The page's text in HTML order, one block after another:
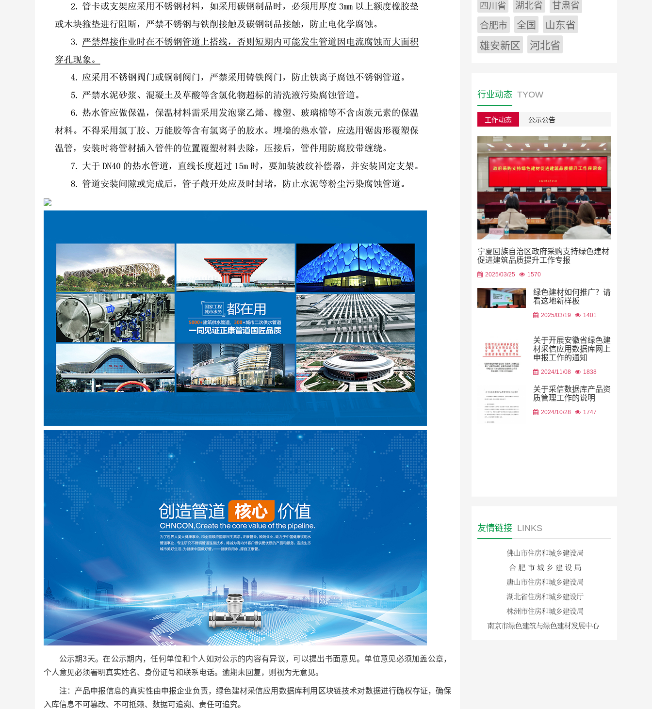
公示期3天。在公示期内，任何单位和个人如对公示的内容有异议，可以提出书面意见。单位意见必须加盖公章，
个人意见必须署明真实姓名、身份证号和联系电话。逾期未回复，则视为无意见。
注：产品申报信息的真实性由申报企业负责，绿色建材采信应用数据库利用区块链技术对数据进行确权存证，确保
入库信息不可篡改、不可抵赖、数据可追溯、责任可追究。
四川省
湖北省
甘肃省
合肥市
全国
山东省
雄安新区
河北省
行业动态 TYOW
工作动态 公示公告
宁夏回族自治区政府采购支持绿色建材
促进建筑品质提升工作专报
2025/03/25 1570
绿色建材如何推广？请
看这地新样板
2025/03/19 1401
关于开展安徽省绿色建
材采信应用数据库网上
申报工作的通知
2024/11/08 1838
关于采信数据库产品资
质管理工作的说明
2024/10/28 1747
友情链接 LINKS